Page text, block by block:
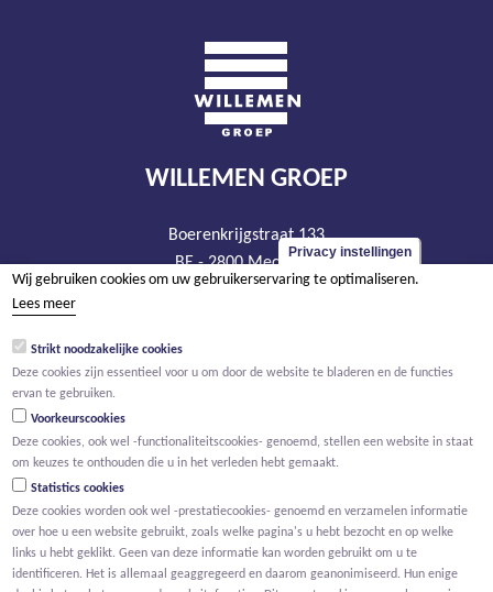
WILLEMEN GROEP
Boerenkrijgstraat 133
BE - 2800 Mechelen
tel +32 15 569 965
BTW BE 0466.256.432
Privacy instellingen
Wij gebruiken cookies om uw gebruikerservaring te optimaliseren.
Lees meer
Strikt noodzakelijke cookies
Deze cookies zijn essentieel voor u om door de website te bladeren en de functies
ervan te gebruiken.
Voorkeurscookies
Deze cookies, ook wel -functionaliteitscookies- genoemd, stellen een website in staat
om keuzes te onthouden die u in het verleden hebt gemaakt.
Statistics cookies
Deze cookies worden ook wel -prestatiecookies- genoemd en verzamelen informatie
over hoe u een website gebruikt, zoals welke pagina's u hebt bezocht en op welke
links u hebt geklikt. Geen van deze informatie kan worden gebruikt om u te
identificeren. Het is allemaal geaggregeerd en daarom geanonimiseerd. Hun enige